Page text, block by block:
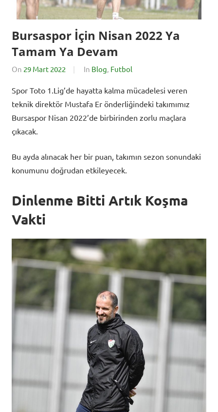
Bursaspor İçin Nisan 2022 Ya
Tamam Ya Devam
On 29 Mart 2022
By
In Blog, Futbol
Spor Toto 1.Lig’de hayatta kalma mücadelesi veren
teknik direktör Mustafa Er önderliğindeki takımımız
Bursaspor Nisan 2022’de birbirinden zorlu maçlara
çıkacak.
Bu ayda alınacak her bir puan, takımın sezon sonundaki
konumunu doğrudan etkileyecek.
Dinlenme Bitti Artık Koşma
Vakti